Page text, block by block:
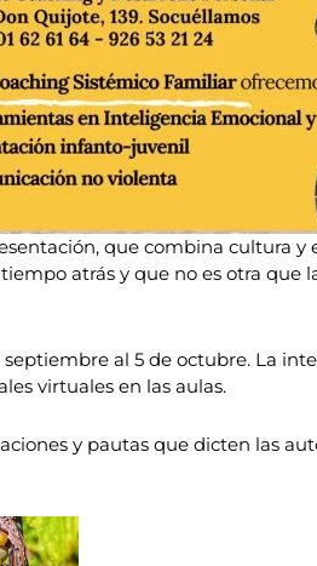
que combina cultura y
atrás y que no es otra que
al 5 de octubre. La
virtuales en las aulas.
y pautas que dicten las